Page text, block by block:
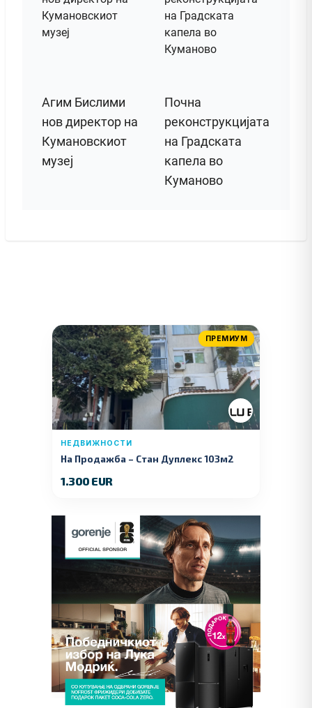
Агим Бислими
нов директор на
Кумановскиот
музеј
Почна
реконструкцијата
на Градската
капела во
Куманово
ПРЕМИУМ
НЕДВИЖНОСТИ
На Продажба – Стан Дуплекс 103м2
1.300 EUR